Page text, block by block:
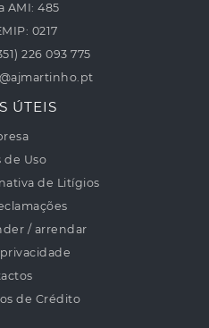
AMI: 485
0217
226 093 775
ÚTEIS
de Uso
de Litígios
/ arrendar
de Crédito